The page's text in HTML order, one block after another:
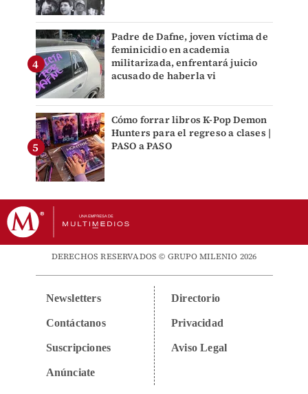
Padre de Dafne, joven víctima de
feminicidio en academia
militarizada, enfrentará juicio
acusado de haberla vi
Cómo forrar libros K-Pop Demon
Hunters para el regreso a clases |
PASO a PASO
DERECHOS RESERVADOS © GRUPO MILENIO 2026
Newsletters
Contáctanos
Suscripciones
Anúnciate
Directorio
Privacidad
Aviso Legal